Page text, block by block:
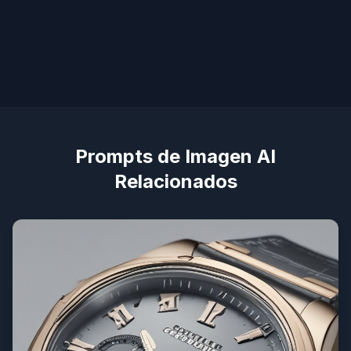
Prompts de Imagen AI
Relacionados